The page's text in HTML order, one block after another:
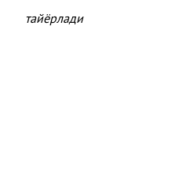
тайёрлади